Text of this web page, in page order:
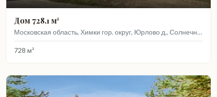
Дом 728.1 м²
Московская область, Химки гор. округ, Юрлово д., Солнечная ул., 53
728 м²